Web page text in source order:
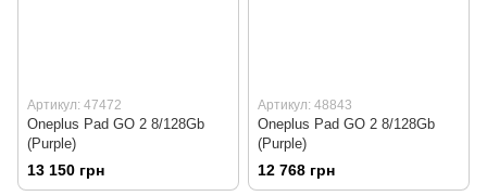
Артикул: 47472
Oneplus Pad GO 2 8/128Gb
(Purple)
13 150 грн
Артикул: 48843
Oneplus Pad GO 2 8/128Gb
(Purple)
12 768 грн